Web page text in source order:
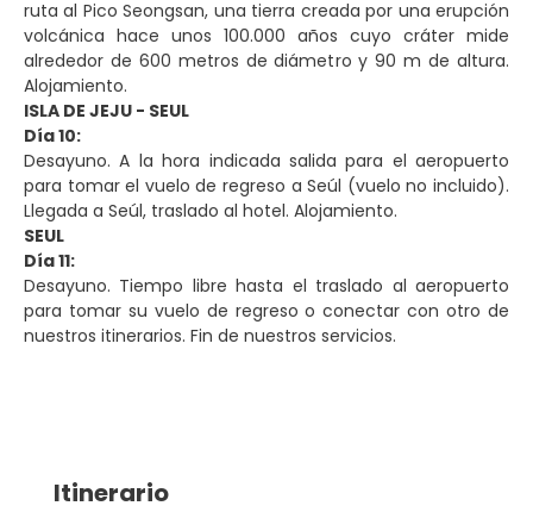
ruta al Pico Seongsan, una tierra creada por una erupción
volcánica hace unos 100.000 años cuyo cráter mide
alrededor de 600 metros de diámetro y 90 m de altura.
Alojamiento.
ISLA DE JEJU - SEUL
Día 10:
Desayuno. A la hora indicada salida para el aeropuerto
para tomar el vuelo de regreso a Seúl (vuelo no incluido).
Llegada a Seúl, traslado al hotel. Alojamiento.
SEUL
Día 11:
Desayuno. Tiempo libre hasta el traslado al aeropuerto
para tomar su vuelo de regreso o conectar con otro de
nuestros itinerarios. Fin de nuestros servicios.
Itinerario